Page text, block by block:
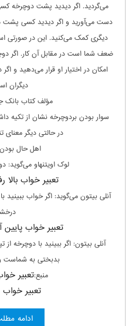
می‌گردید. اگر دیدید پشت دوچرخه
دست می‌آورید و اگر دیدید کسی
دیگری کمک می‌کنید. این در صورتی
ضعف شما است در مقابل آن کار. اگر
امکان در اختیار او قرار می‌دهید و
دیگران
مؤلف کتاب بانک
سوار بودن بردوچرخه نشان از تکیه
در حالتی دیگر معنای
اهل حال
لوک اویتنهاو می‌گوید:
تعبیر خواب بالا
آنلی بیتون می‌گوید: اگر خواب ببینید
تعبیر خواب پایین
آنلی بیتون: اگر ببینید با دوچرخه
بدبختی به شماست
منبع:تعبیر
تعبیر
ادامه